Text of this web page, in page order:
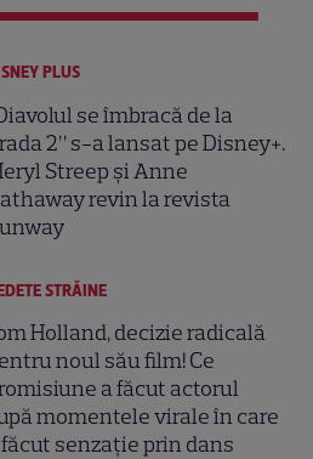
PLUS
se îmbracă de la
2” s-a lansat pe Disney+.
Streep și Anne
revin la revista
STRĂINE
Holland, decizie radicală
noul său film! Ce
a făcut actorul
momentele virale în care
făcut senzație prin dans